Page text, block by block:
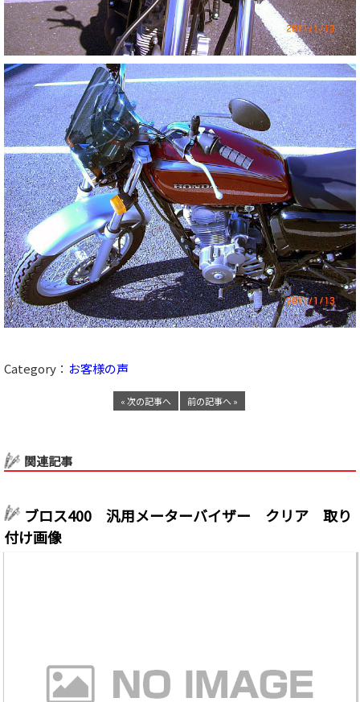
Category： お客様の声
« 次の記事へ 前の記事へ »
関連記事
ブロス400 汎用メーターバイザー クリア 取り
付け画像